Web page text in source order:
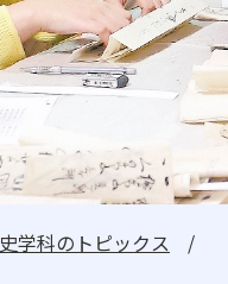
史学科のトピックス